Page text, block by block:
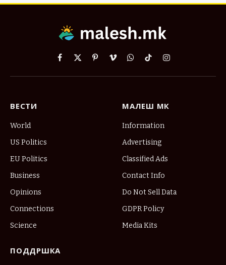
Facebook
X
PinterestVimeoWhatsApp
TikTokInstagram
ВЕСТИ
World
US Politics
EU Politics
Business
Opinions
Connections
Science
МАЛЕШ МК
Information
Advertising
Classified Ads
Contact Info
Do Not Sell Data
GDPR Policy
Media Kits
ПОДДРШКА